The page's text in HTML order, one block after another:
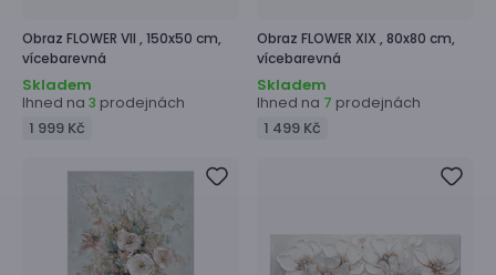
Obraz FLOWER VII , 150x50 cm,
vícebarevná
Skladem
Ihned na 3 prodejnách
1 999 Kč
Obraz FLOWER XIX , 80x80 cm,
vícebarevná
Skladem
Ihned na 7 prodejnách
1 499 Kč